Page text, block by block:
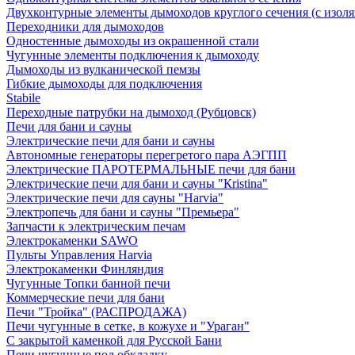
Двухконтурные элементы дымоходов круглого сечения (с
Переходники для дымоходов
Одностенные дымоходы из окрашенной стали
Чугунные элементы подключения к дымоходу
Дымоходы из вулканической пемзы
Гибкие дымоходы для подключения
Stabile
Переходные патрубки на дымоход (Рубцовск)
Печи для бани и сауны
Электрические печи для бани и сауны
Автономные генераторы перегретого пара АЭГПП
Электрические ПАРОТЕРМАЛЬНЫЕ печи для бани
Электрические печи для бани и сауны "Кristina"
Электрические печи для сауны "Harvia"
Электропечь для бани и сауны "Премьера"
Запчасти к электрическим печам
Электрокаменки SAWO
Пульты Управления Harvia
Электрокаменки Финляндия
Чугунные Топки банной печи
Коммерческие печи для бани
Печи "Тройка" (РАСПРОДАЖА)
Печи чугунные в сетке, в кожухе и "Ураган"
С закрытой каменкой для Русской Бани